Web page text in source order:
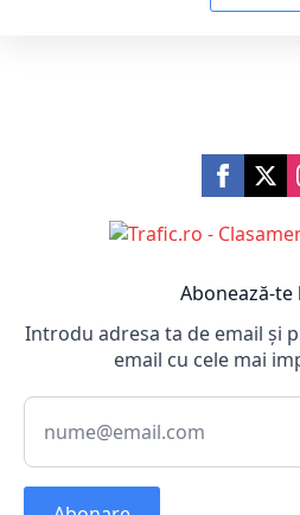
Abonează-te
Introdu adresa ta de email și
email cu cele mai